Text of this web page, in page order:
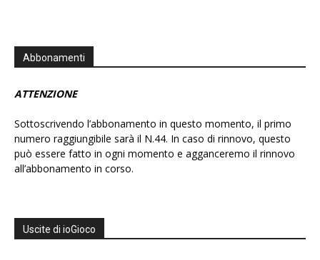
Abbonamenti
ATTENZIONE
Sottoscrivendo l’abbonamento in questo momento, il primo
numero raggiungibile sarà il N.44. In caso di rinnovo, questo
può essere fatto in ogni momento e agganceremo il rinnovo
all’abbonamento in corso.
Uscite di ioGioco